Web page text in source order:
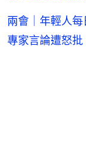
兩會｜年輕人
專家言論遭怒批